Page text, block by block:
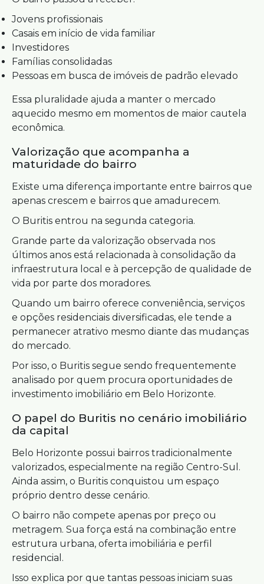
Jovens profissionais
Casais em início de vida familiar
Investidores
Famílias consolidadas
Pessoas em busca de imóveis de padrão elevado
Essa pluralidade ajuda a manter o mercado
aquecido mesmo em momentos de maior cautela
econômica.
Valorização que acompanha a
maturidade do bairro
Existe uma diferença importante entre bairros que
apenas crescem e bairros que amadurecem.
O Buritis entrou na segunda categoria.
Grande parte da valorização observada nos
últimos anos está relacionada à consolidação da
infraestrutura local e à percepção de qualidade de
vida por parte dos moradores.
Quando um bairro oferece conveniência, serviços
e opções residenciais diversificadas, ele tende a
permanecer atrativo mesmo diante das mudanças
do mercado.
Por isso, o Buritis segue sendo frequentemente
analisado por quem procura oportunidades de
investimento imobiliário em Belo Horizonte.
O papel do Buritis no cenário imobiliário
da capital
Belo Horizonte possui bairros tradicionalmente
valorizados, especialmente na região Centro-Sul.
Ainda assim, o Buritis conquistou um espaço
próprio dentro desse cenário.
O bairro não compete apenas por preço ou
metragem. Sua força está na combinação entre
estrutura urbana, oferta imobiliária e perfil
residencial.
Isso explica por que tantas pessoas iniciam suas